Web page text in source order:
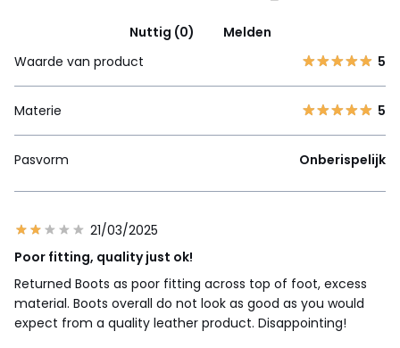
Nuttig (0)
Melden
Waarde van product
5
Materie 5
Pasvorm Onberispelijk
21/03/2025
Poor fitting, quality just ok!
Returned Boots as poor fitting across top of foot, excess
material. Boots overall do not look as good as you would
expect from a quality leather product. Disappointing!